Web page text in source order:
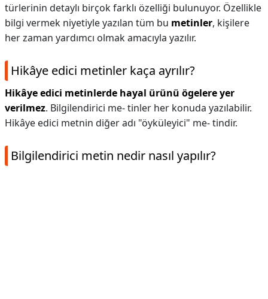
türlerinin detaylı birçok farklı özelliği bulunuyor. Özellikle
bilgi vermek niyetiyle yazılan tüm bu metinler, kişilere
her zaman yardımcı olmak amacıyla yazılır.
Hikâye edici metinler kaça ayrılır?
Hikâye edici metinlerde hayal ürünü ögelere yer
verilmez. Bilgilendirici me- tinler her konuda yazılabilir.
Hikâye edici metnin diğer adı "öyküleyici" me- tindir.
Bilgilendirici metin nedir nasıl yapılır?